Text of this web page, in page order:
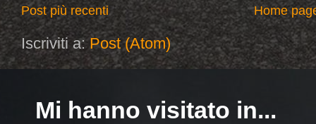
Post più recenti Home
Iscriviti a:Post (Atom)
Mi hanno visitato in...